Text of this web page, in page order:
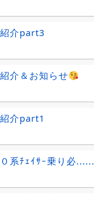
介part3
介＆お知らせ
介part1
系ﾁｪｲｻｰ乗り必......